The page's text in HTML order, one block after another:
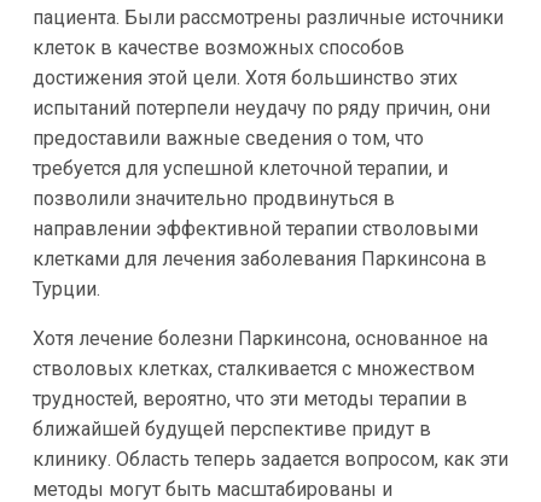
пациента. Были рассмотрены различные источники
клеток в качестве возможных способов
достижения этой цели. Хотя большинство этих
испытаний потерпели неудачу по ряду причин, они
предоставили важные сведения о том, что
требуется для успешной клеточной терапии, и
позволили значительно продвинуться в
направлении эффективной терапии стволовыми
клетками для лечения заболевания Паркинсона в
Турции.
Хотя лечение болезни Паркинсона, основанное на
стволовых клетках, сталкивается с множеством
трудностей, вероятно, что эти методы терапии в
ближайшей будущей перспективе придут в
клинику. Область теперь задается вопросом, как эти
методы могут быть масштабированы и